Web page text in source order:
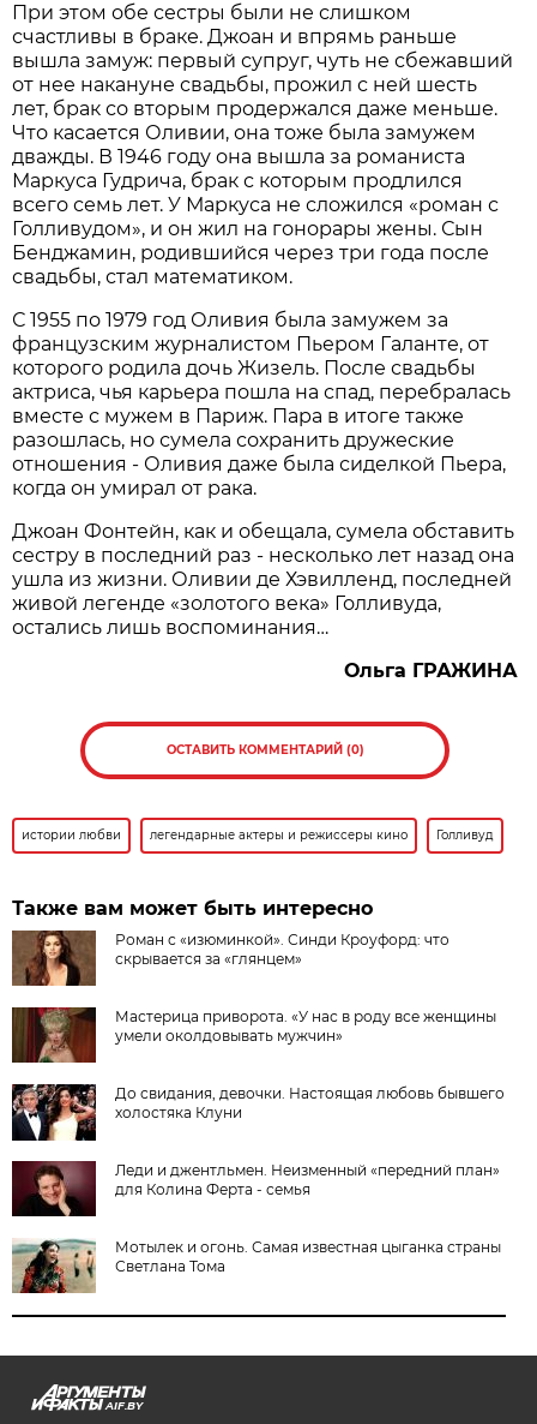
При этом обе сестры были не слишком
счастливы в браке. Джоан и впрямь раньше
вышла замуж: первый супруг, чуть не сбежавший
от нее накануне свадьбы, прожил с ней шесть
лет, брак со вторым продержался даже меньше.
Что касается Оливии, она тоже была замужем
дважды. В 1946 году она вышла за романиста
Маркуса Гудрича, брак с которым продлился
всего семь лет. У Маркуса не сложился «роман с
Голливудом», и он жил на гонорары жены. Сын
Бенджамин, родившийся через три года после
свадьбы, стал математиком.
С 1955 по 1979 год Оливия была замужем за
французским журналистом Пьером Галанте, от
которого родила дочь Жизель. После свадьбы
актриса, чья карьера пошла на спад, перебралась
вместе с мужем в Париж. Пара в итоге также
разошлась, но сумела сохранить дружеские
отношения - Оливия даже была сиделкой Пьера,
когда он умирал от рака.
Джоан Фонтейн, как и обещала, сумела обставить
сестру в последний раз - несколько лет назад она
ушла из жизни. Оливии де Хэвилленд, последней
живой легенде «золотого века» Голливуда,
остались лишь воспоминания…
Ольга ГРАЖИНА
ОСТАВИТЬ КОММЕНТАРИЙ (0)
истории любви легендарные актеры и режиссеры кино Голливуд
Также вам может быть интересно
Роман с «изюминкой». Синди Кроуфорд: что
скрывается за «глянцем»
Мастерица приворота. «У нас в роду все женщины
умели околдовывать мужчин»
До свидания, девочки. Настоящая любовь бывшего
холостяка Клуни
Леди и джентльмен. Неизменный «передний план»
для Колина Ферта - семья
Мотылек и огонь. Самая известная цыганка страны
Светлана Тома
AIF.BY